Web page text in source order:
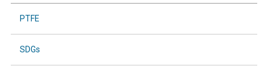
PTFE
SDGs